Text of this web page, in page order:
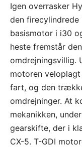
Igen overrasker
den
basismotor i i30
heste fremstår
omdrejningsvillig.
motoren
fart, og den
omdrejninger. At
mekanikken,
gearskifte, der i
CX-5. T-GDI